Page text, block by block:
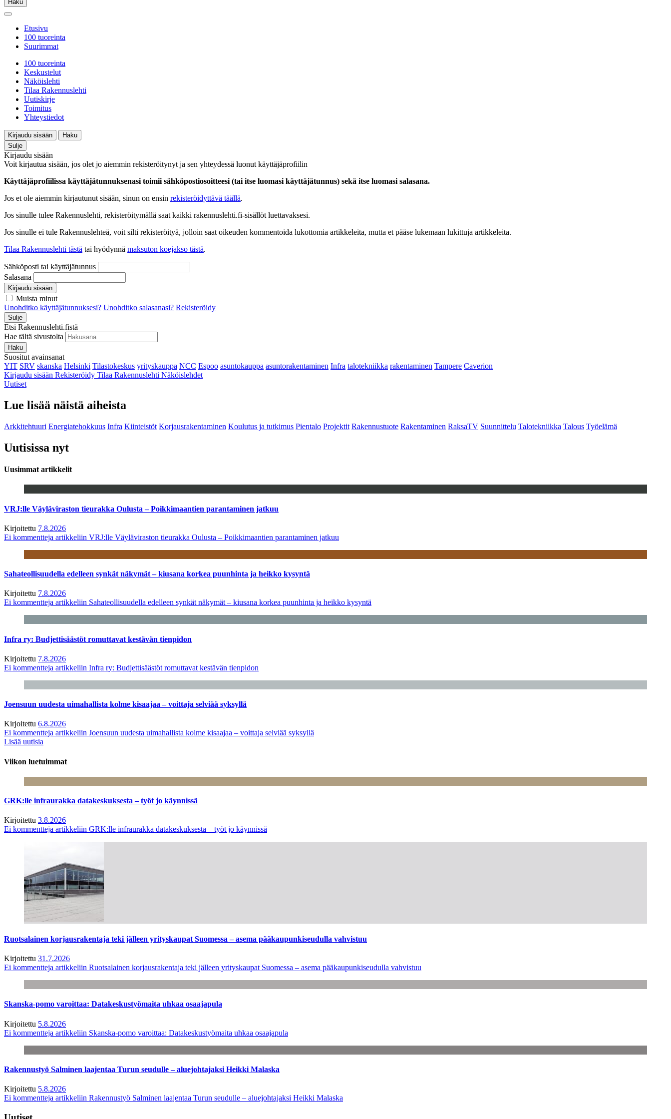
Haku
Etusivu
100 tuoreinta
Suurimmat
100 tuoreinta
Keskustelut
Näköislehti
Tilaa Rakennuslehti
Uutiskirje
Toimitus
Yhteystiedot
Kirjaudu sisään
Haku
Sulje
Kirjaudu sisään
Voit kirjautua sisään, jos olet jo aiemmin rekisteröitynyt ja sen yhteydessä luonut käyttäjäprofiilin
Käyttäjäprofiilissa käyttäjätunnuksenasi toimii sähköpostiosoitteesi (tai itse luomasi käyttäjätunnus) sekä itse luomasi salasana.
Jos et ole aiemmin kirjautunut sisään, sinun on ensin rekisteröidyttävä täällä.
Jos sinulle tulee Rakennuslehti, rekisteröitymällä saat kaikki rakennuslehti.fi-sisällöt luettavaksesi.
Jos sinulle ei tule Rakennuslehteä, voit silti rekisteröityä, jolloin saat oikeuden kommentoida lukottomia artikkeleita, mutta et pääse lukemaan lukittuja artikkeleita.
Tilaa Rakennuslehti tästä tai hyödynnä maksuton koejakso tästä.
Sähköposti tai käyttäjätunnus
Salasana
Kirjaudu sisään
Muista minut
Unohditko käyttäjätunnuksesi? Unohditko salasanasi? Rekisteröidy
Sulje
Etsi Rakennuslehti.fistä
Hae tältä sivustolta
Haku
Suositut avainsanat
YIT SRV skanska Helsinki Tilastokeskus yrityskauppa NCC Espoo asuntokauppa asuntorakentaminen Infra talotekniikka rakentaminen Tampere Caverion
Kirjaudu sisään Rekisteröidy Tilaa Rakennuslehti Näköislehdet
Uutiset
Lue lisää näistä aiheista
Arkkitehtuuri Energiatehokkuus Infra Kiinteistöt Korjausrakentaminen Koulutus ja tutkimus Pientalo Projektit Rakennustuote Rakentaminen RaksaTV Suunnittelu Talotekniikka Talous Työelämä
Uutisissa nyt
Uusimmat artikkelit
VRJ:lle Väyläviraston tieurakka Oulusta – Poikkimaantien parantaminen jatkuu
Kirjoitettu 7.8.2026
Ei kommentteja artikkeliin VRJ:lle Väyläviraston tieurakka Oulusta – Poikkimaantien parantaminen jatkuu
Sahateollisuudella edelleen synkät näkymät – kiusana korkea puunhinta ja heikko kysyntä
Kirjoitettu 7.8.2026
Ei kommentteja artikkeliin Sahateollisuudella edelleen synkät näkymät – kiusana korkea puunhinta ja heikko kysyntä
Infra ry: Budjettisäästöt romuttavat kestävän tienpidon
Kirjoitettu 7.8.2026
Ei kommentteja artikkeliin Infra ry: Budjettisäästöt romuttavat kestävän tienpidon
Joensuun uudesta uimahallista kolme kisaajaa – voittaja selviää syksyllä
Kirjoitettu 6.8.2026
Ei kommentteja artikkeliin Joensuun uudesta uimahallista kolme kisaajaa – voittaja selviää syksyllä
Lisää uutisia
Viikon luetuimmat
GRK:lle infraurakka datakeskuksesta – työt jo käynnissä
Kirjoitettu 3.8.2026
Ei kommentteja artikkeliin GRK:lle infraurakka datakeskuksesta – työt jo käynnissä
Ruotsalainen korjausrakentaja teki jälleen yrityskaupat Suomessa – asema pääkaupunkiseudulla vahvistuu
Kirjoitettu 31.7.2026
Ei kommentteja artikkeliin Ruotsalainen korjausrakentaja teki jälleen yrityskaupat Suomessa – asema pääkaupunkiseudulla vahvistuu
Skanska-pomo varoittaa: Datakeskustyömaita uhkaa osaajapula
Kirjoitettu 5.8.2026
Ei kommentteja artikkeliin Skanska-pomo varoittaa: Datakeskustyömaita uhkaa osaajapula
Rakennustyö Salminen laajentaa Turun seudulle – aluejohtajaksi Heikki Malaska
Kirjoitettu 5.8.2026
Ei kommentteja artikkeliin Rakennustyö Salminen laajentaa Turun seudulle – aluejohtajaksi Heikki Malaska